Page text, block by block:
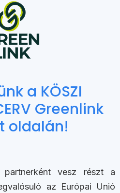
a KÖSZI
Greenlink
oldalán!
partnerként vesz részt a
az Európai Unió